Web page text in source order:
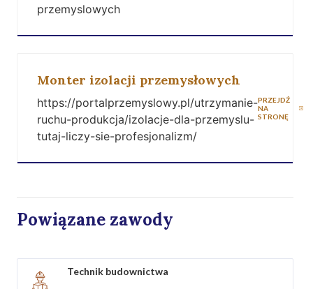
przemyslowych
Monter izolacji przemysłowych
https://portalprzemyslowy.pl/utrzymanie-
ruchu-produkcja/izolacje-dla-przemyslu-
tutaj-liczy-sie-profesjonalizm/
PRZEJDŹ
NA
STRONĘ
Powiązane zawody
Technik budownictwa